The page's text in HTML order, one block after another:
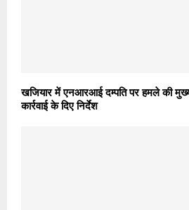
खजियार में एनआरआई दम्पति पर हमले की
कार्रवाई के दिए निर्देश